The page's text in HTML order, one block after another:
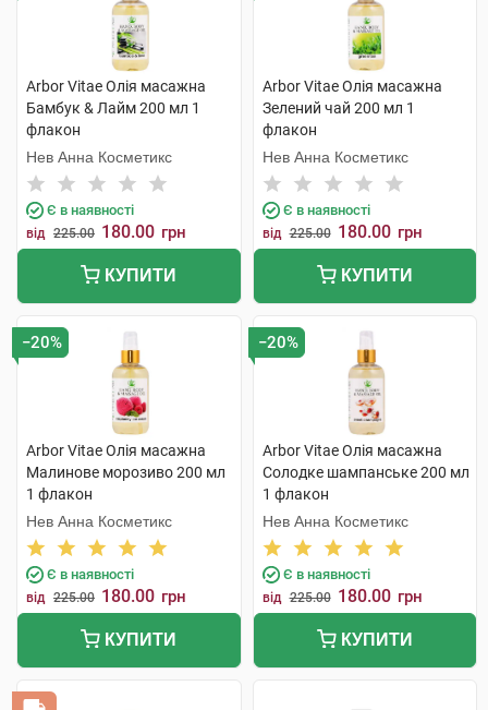
Arbor Vitae Олія масажна
Бамбук & Лайм 200 мл 1
флакон
Нев Анна Косметикс
Є в наявності
від 225.00 180.00 грн
КУПИТИ
Arbor Vitae Олія масажна
Зелений чай 200 мл 1
флакон
Нев Анна Косметикс
Є в наявності
від 225.00 180.00 грн
КУПИТИ
−20%
Arbor Vitae Олія масажна
Малинове морозиво 200 мл
1 флакон
Нев Анна Косметикс
Є в наявності
від 225.00 180.00 грн
КУПИТИ
−20%
Arbor Vitae Олія масажна
Солодке шампанське 200 мл
1 флакон
Нев Анна Косметикс
Є в наявності
від 225.00 180.00 грн
КУПИТИ